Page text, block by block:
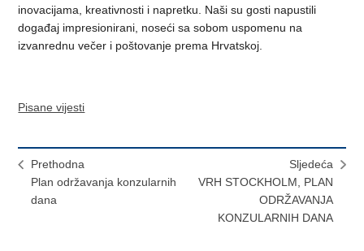
inovacijama, kreativnosti i napretku. Naši su gosti napustili
događaj impresionirani, noseći sa sobom uspomenu na
izvanrednu večer i poštovanje prema Hrvatskoj.
Pisane vijesti
Prethodna
Plan održavanja konzularnih
dana
Sljedeća
VRH STOCKHOLM, PLAN
ODRŽAVANJA
KONZULARNIH DANA